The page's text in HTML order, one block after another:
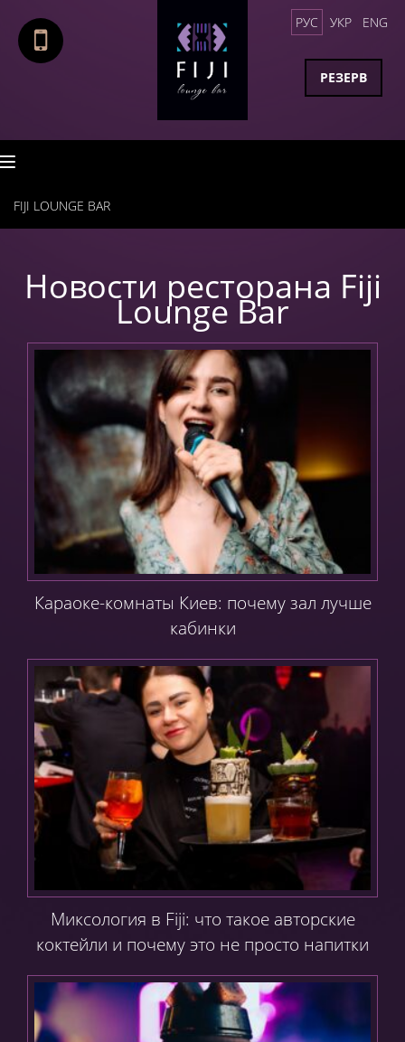
РУС УКР ENG
РЕЗЕРВ
e
n
a
v
i
g
a
t
i
FIJI LOUNGE BAR
Новости ресторана Fiji
Lounge Bar
Караоке-комнаты Киев: почему зал лучше
кабинки
Миксология в Fiji: что такое авторские
коктейли и почему это не просто напитки